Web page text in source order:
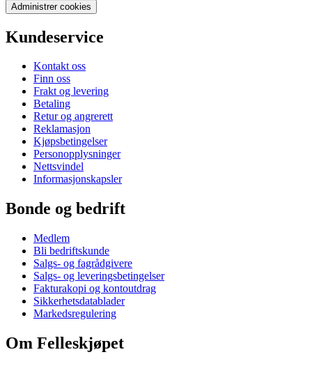
Administrer cookies
Kundeservice
Kontakt oss
Finn oss
Frakt og levering
Betaling
Retur og angrerett
Reklamasjon
Kjøpsbetingelser
Personopplysninger
Nettsvindel
Informasjonskapsler
Bonde og bedrift
Medlem
Bli bedriftskunde
Salgs- og fagrådgivere
Salgs- og leveringsbetingelser
Fakturakopi og kontoutdrag
Sikkerhetsdatablader
Markedsregulering
Om Felleskjøpet